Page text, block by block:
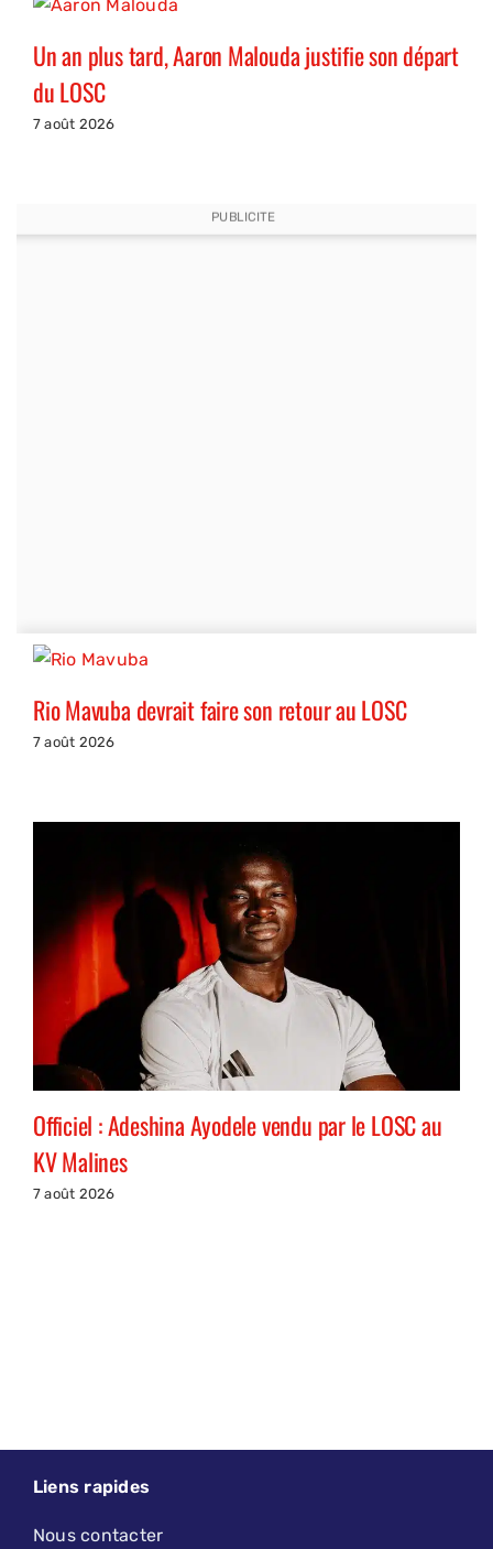
Un an plus tard, Aaron Malouda justifie son départ
du LOSC
7 août 2026
PUBLICITE
Rio Mavuba devrait faire son retour au LOSC
7 août 2026
Officiel : Adeshina Ayodele vendu par le LOSC au
KV Malines
7 août 2026
Liens rapides
Nous contacter